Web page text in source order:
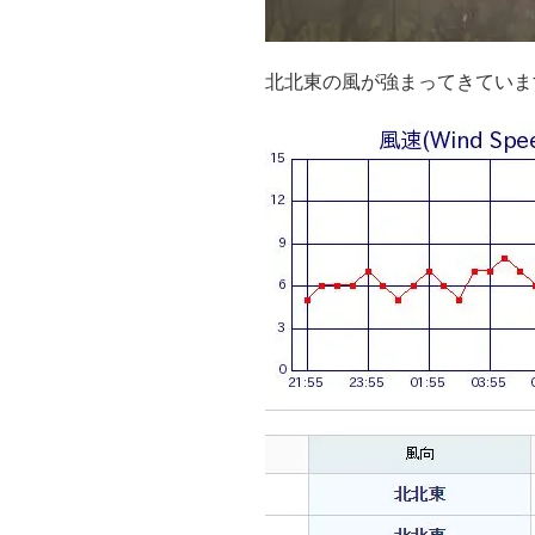
北北東の風が強まってきてい